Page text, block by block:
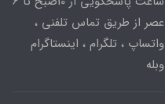
عصر از طریق تماس تلفنی ،
واتساپ ، تلگرام ، اینستاگرام
وبله